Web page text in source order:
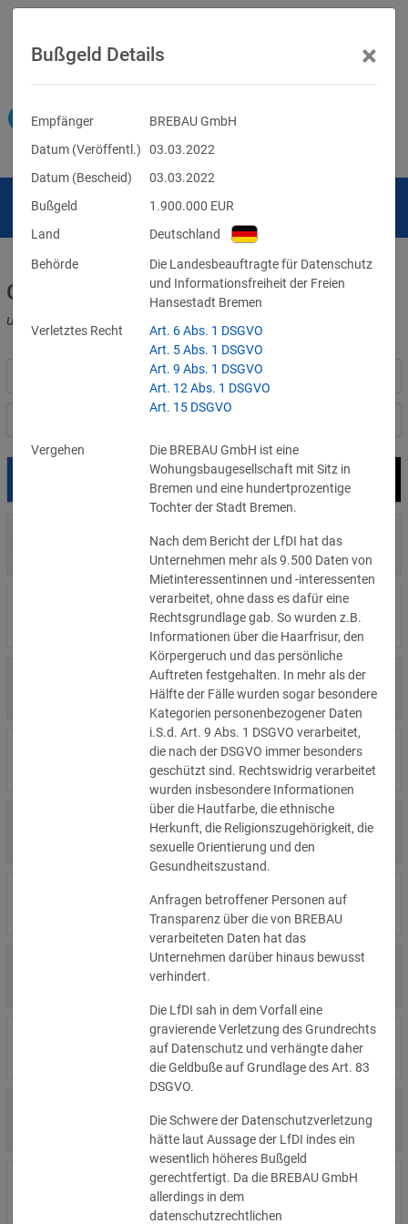
Geldbußen für DSGVO-Verstöße
und für Verletzungen anderer Datenschutzgesetze
Bußgeld Empfänger
29.07.2026
700 €
»Details
Privatperson
1.715.600 €
»Details
Wind Tre
6.358 €
»Details
Privatperson
8.500 €
»Details
Wirtschaftsprügungsgesellschaft
4.000 €
»Details
Η Μάθηση
15.000 €
»Details
Flamel
13.450 €
»Details
1.150 €
»Details
Wohnungseigentümergemeinsch
aft
»Details
Studio-Betreiber
5.200 €
»Details
Nichtregierungsorganisation
Bußgeld Details ×
Empfänger
BREBAU GmbH
Datum (Veröffentl.)
03.03.2022
Datum (Bescheid)
03.03.2022
Bußgeld
1.900.000 EUR
Land
Deutschland
Behörde
Die Landesbeauftragte für Datenschutz
und Informationsfreiheit der Freien
Hansestadt Bremen
Verletztes Recht
Art. 6 Abs. 1 DSGVO
Art. 5 Abs. 1 DSGVO
Art. 9 Abs. 1 DSGVO
Art. 12 Abs. 1 DSGVO
Art. 15 DSGVO
Vergehen
Die BREBAU GmbH ist eine
Wohungsbaugesellschaft mit Sitz in
Bremen und eine hundertprozentige
Tochter der Stadt Bremen.
Nach dem Bericht der LfDI hat das
Unternehmen mehr als 9.500 Daten von
Mietinteressentinnen und -interessenten
verarbeitet, ohne dass es dafür eine
Rechtsgrundlage gab. So wurden z.B.
Informationen über die Haarfrisur, den
Körpergeruch und das persönliche
Auftreten festgehalten. In mehr als der
Hälfte der Fälle wurden sogar besondere
Kategorien personenbezogener Daten
i.S.d. Art. 9 Abs. 1 DSGVO verarbeitet,
die nach der DSGVO immer besonders
geschützt sind. Rechtswidrig verarbeitet
wurden insbesondere Informationen
über die Hautfarbe, die ethnische
Herkunft, die Religionszugehörigkeit, die
sexuelle Orientierung und den
Gesundheitszustand.
Anfragen betroffener Personen auf
Transparenz über die von BREBAU
verarbeiteten Daten hat das
Unternehmen darüber hinaus bewusst
verhindert.
Die LfDI sah in dem Vorfall eine
gravierende Verletzung des Grundrechts
auf Datenschutz und verhängte daher
die Geldbuße auf Grundlage des Art. 83
DSGVO.
Die Schwere der Datenschutzverletzung
hätte laut Aussage der LfDI indes ein
wesentlich höheres Bußgeld
gerechtfertigt. Da die BREBAU GmbH
allerdings in dem
datenschutzrechtlichen